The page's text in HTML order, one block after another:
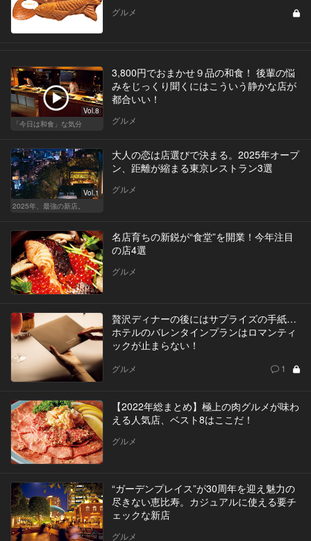
グルメ
Vol.8
「今日は和食」な気分
3,800円でおまかせ９品の和食！ 後輩の悩
みをじっくり聞くにはこういう静かな店が
都合いい！
グルメ
Vol.1
2025年、最強の新店。
大人の恋は店選びで決まる。2025年オープ
ン、距離が縮まる東京レストラン3選
グルメ
名店育ちの新鋭が“食堂”を開業！今年注目
の店4選
グルメ
贅沢ディナーの後にはサプライズの手紙…
ホテルのバレンタインプランはロマンティ
ックが止まらない！
グルメ 1
【2022年総まとめ】極上の肉グルメが味わ
える人気店、ベスト8はここだ！
グルメ
“ガーデンプレイス”が30周年を迎え魅力の
尽きない恵比寿。カジュアルに使える要チ
ェックな新店
グルメ